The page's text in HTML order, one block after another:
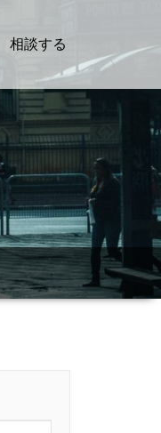
相談する